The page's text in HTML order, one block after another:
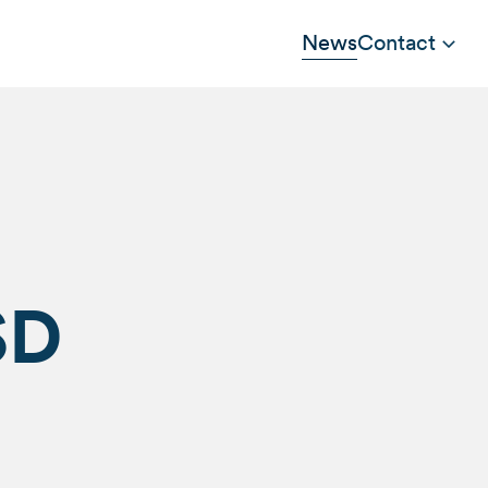
NewsContact